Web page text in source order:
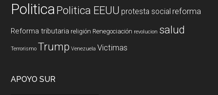
PoliticaPolitica EEUU protesta social reforma
Reforma tributaria religión Renegociación revolucion salud
Terrorismo Trump Venezuela Victimas
APOYO SUR